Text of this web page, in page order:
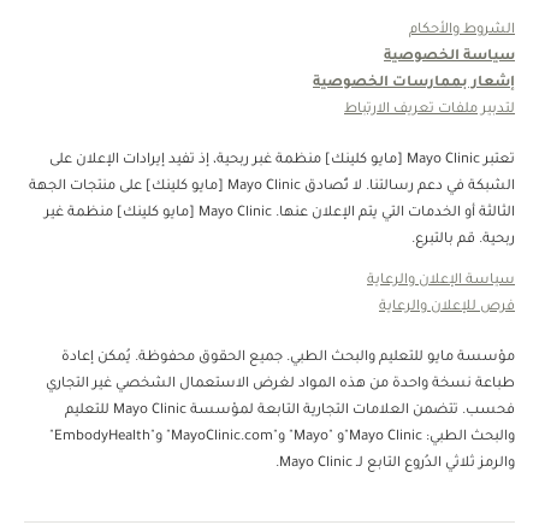
الشروط والأحكام
سياسة الخصوصية
إشعار بممارسات الخصوصية
لتدبير ملفات تعريف الارتباط
تعتبر Mayo Clinic [مايو كلينك] منظمة غبر ربحية، إذ تفيد إيرادات الإعلان على
الشبكة في دعم رسالتنا. لا تُصادق Mayo Clinic [مايو كلينك] على منتجات الجهة
الثالثة أو الخدمات التي يتم الإعلان عنها. Mayo Clinic [مايو كلينك] منظمة غير
ربحية. قم بالتبرع.
سياسة الإعلان والرعاية
فرص للإعلان والرعاية
مؤسسة مايو للتعليم والبحث الطبي. جميع الحقوق محفوظة. يُمكن إعادة
طباعة نسخة واحدة من هذه المواد لغرض الاستعمال الشخصي غير التجاري
فحسب. تتضمن العلامات التجارية التابعة لمؤسسة Mayo Clinic للتعليم
والبحث الطبي: Mayo Clinic"و "Mayo" و"MayoClinic.com" و"EmbodyHealth"
والرمز ثلاثي الدُروع التابع لـ Mayo Clinic.